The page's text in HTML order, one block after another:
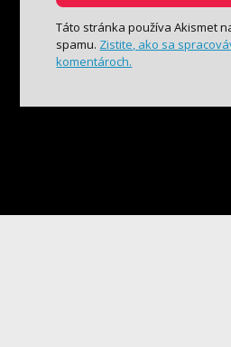
Táto stránka používa Akismet
spamu. Zistite, ako sa
komentároch.